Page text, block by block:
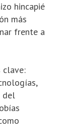
hincapié
más
frente a
clave:
del